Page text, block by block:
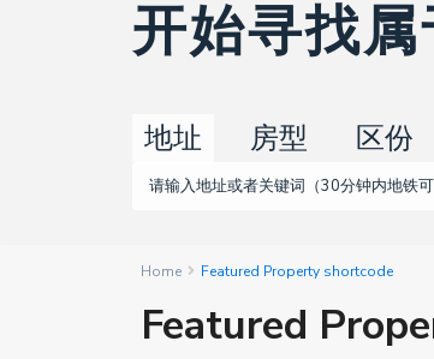
开始寻找
地址 房型 区份
Home Featured Property shortcode
Featured